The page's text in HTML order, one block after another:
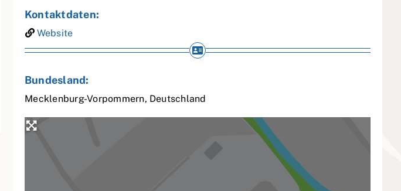
Kontaktdaten:
Website
Bundesland:
Mecklenburg-Vorpommern, Deutschland